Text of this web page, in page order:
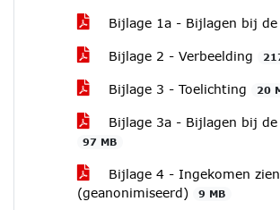
Bijlage 1a - Bijlagen bij de
Bijlage 2 - Verbeelding
Bijlage 3 - Toelichting 20
Bijlage 3a - Bijlagen bij
97 MB
Bijlage 4 - Ingekomen
(geanonimiseerd)
9 MB